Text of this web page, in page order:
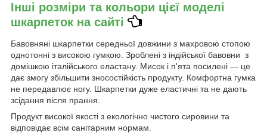
Інші розміри та кольори цієї моделі
шкарпеток на сайті
Бавовняні шкарпетки середньої довжини з махровою стопою
однотонні з високою гумкою. Зроблені з індійської бавовни з
домішкою італійського еластану. Мисок і п'ята посилені — це
дає змогу збільшити зносостійкість продукту. Комфортна гумка
не передавлює ногу. Шкарпетки дуже еластичні та не дають
зсідання після прання.
Продукт високої якості з екологічно чистого сировини та
відповідає всім санітарним нормам.